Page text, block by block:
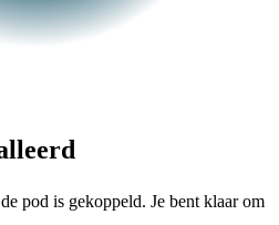
pod is gekoppeld. Je bent klaar om